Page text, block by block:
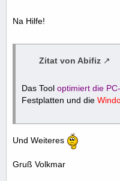
Na Hilfe!
Zitat von Abifiz
Das Tool optimiert die
Festplatten und die
Und Weiteres
Gruß Volkmar